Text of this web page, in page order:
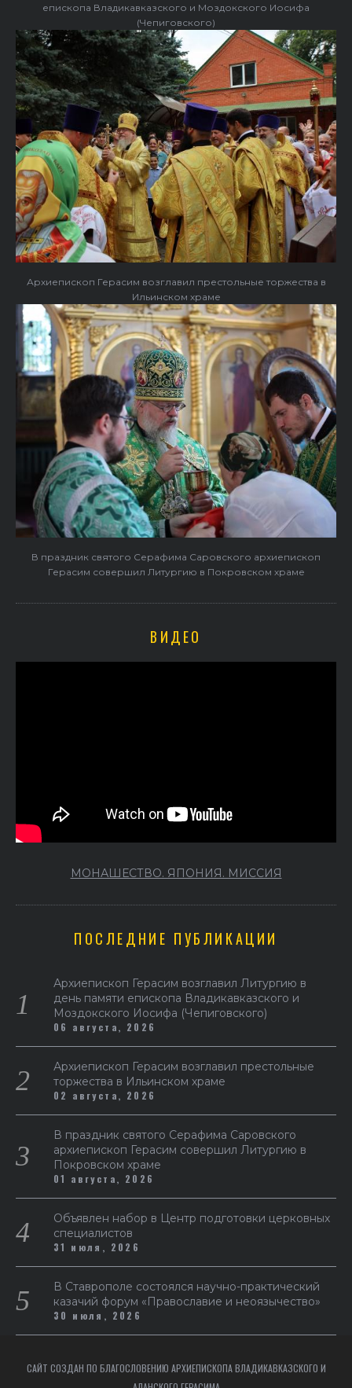
епископа Владикавказского и Моздокского Иосифа
(Чепиговского)
Архиепископ Герасим возглавил престольные торжества в
Ильинском храме
В праздник святого Серафима Саровского архиепископ
Герасим совершил Литургию в Покровском храме
ВИДЕО
МОНАШЕСТВО. ЯПОНИЯ. МИССИЯ
ПОСЛЕДНИЕ ПУБЛИКАЦИИ
Архиепископ Герасим возглавил Литургию в
день памяти епископа Владикавказского и
Моздокского Иосифа (Чепиговского)
06 августа, 2026
Архиепископ Герасим возглавил престольные
торжества в Ильинском храме
02 августа, 2026
В праздник святого Серафима Саровского
архиепископ Герасим совершил Литургию в
Покровском храме
01 августа, 2026
Объявлен набор в Центр подготовки церковных
специалистов
31 июля, 2026
В Ставрополе состоялся научно-практический
казачий форум «Православие и неоязычество»
30 июля, 2026
САЙТ СОЗДАН ПО БЛАГОСЛОВЕНИЮ АРХИЕПИСКОПА ВЛАДИКАВКАЗСКОГО И